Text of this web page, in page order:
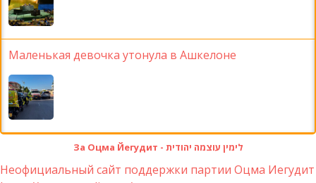
Маленькая девочка утонула в Ашкелоне
За Оцма Йегудит - לימין עוצמה יהודית
Неофициальный сайт поддержки партии Оцма Иегудит